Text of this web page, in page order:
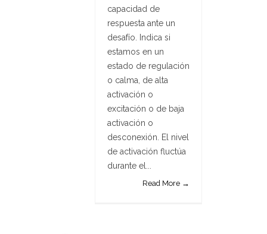
capacidad de
respuesta ante un
desafío. Indica si
estamos en un
estado de regulación
o calma, de alta
activación o
excitación o de baja
activación o
desconexión. El nivel
de activación fluctúa
durante el...
Read More →